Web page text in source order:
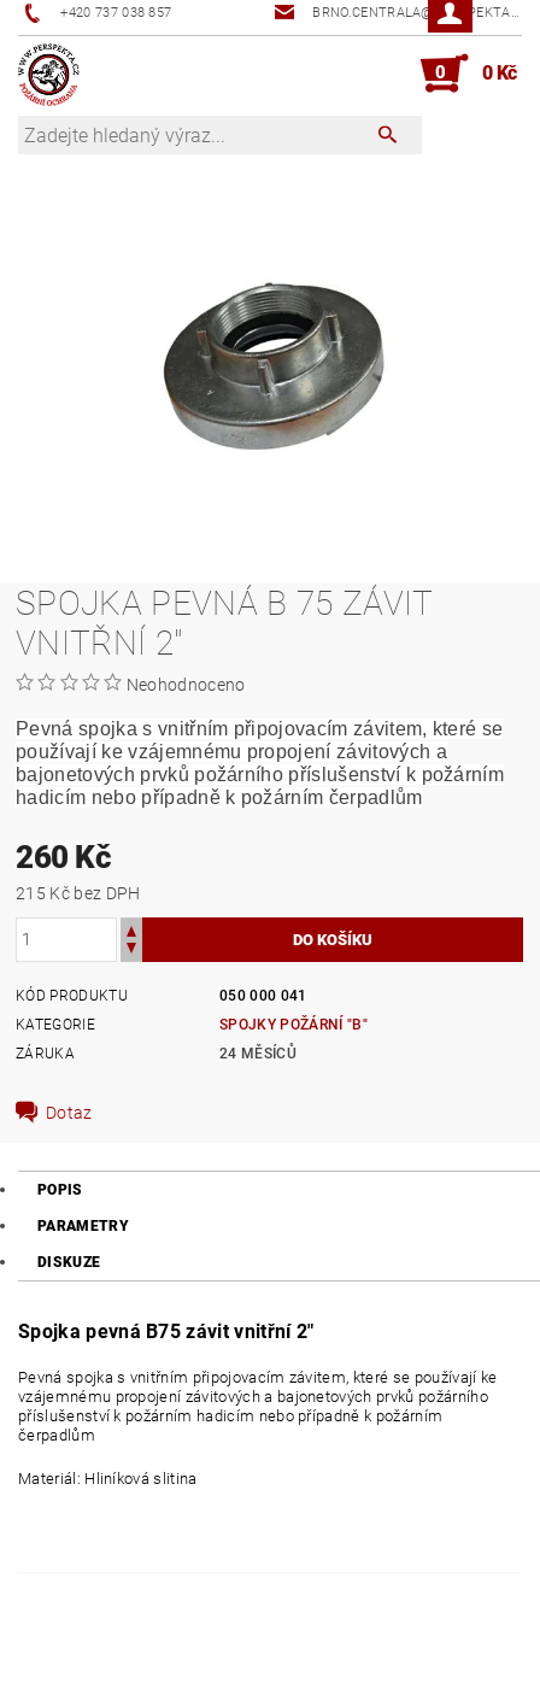
+420 737 038 857 BRNO.CENTRALA@PERSPEKTA.CZ
0 0 Kč
SPOJKA PEVNÁ B 75 ZÁVIT
VNITŘNÍ 2"
Neohodnoceno
Pevná spojka s vnitřním připojovacím závitem, které se
používají ke vzájemnému propojení závitových a
bajonetových prvků požárního příslušenství k požárním
hadicím nebo případně k požárním čerpadlům
260 Kč
215 Kč bez DPH
KÓD PRODUKTU
050 000 041
KATEGORIE
SPOJKY POŽÁRNÍ "B"
ZÁRUKA
24 MĚSÍCŮ
Dotaz
POPIS
PARAMETRY
DISKUZE
Spojka pevná B75 závit vnitřní 2"
Pevná spojka s vnitřním připojovacím závitem, které se používají ke
vzájemnému propojení závitových a bajonetových prvků požárního
příslušenství k požárním hadicím nebo případně k požárním
čerpadlům
Materiál: Hliníková slitina